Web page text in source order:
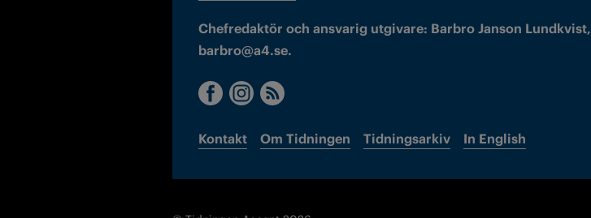
Chefredaktör och ansvarig utgivare: Barbro Janson Lundkvist,
barbro@a4.se.
Kontakt Om Tidningen Tidningsarkiv In English